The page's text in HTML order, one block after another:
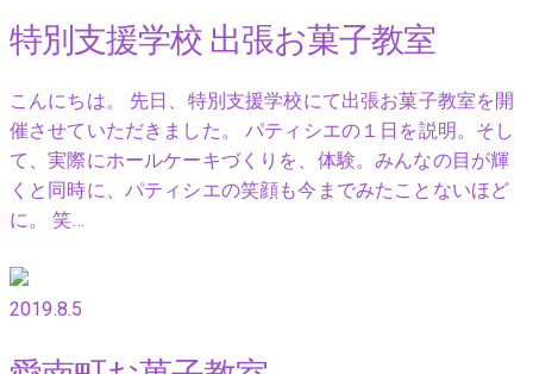
特別支援学校 出張お菓子教室
こんにちは。 先日、特別支援学校にて出張お菓子教室を開
催させていただきました。 パティシエの１日を説明。そし
て、実際にホールケーキづくりを、体験。みんなの目が輝
くと同時に、パティシエの笑顔も今までみたことないほど
に。 笑…
2019.8.5